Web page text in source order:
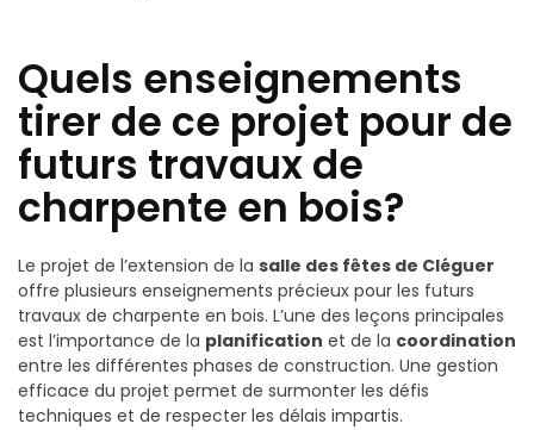
Quels enseignements
tirer de ce projet pour de
futurs travaux de
charpente en bois?
Le projet de l’extension de la salle des fêtes de Cléguer
offre plusieurs enseignements précieux pour les futurs
travaux de charpente en bois. L’une des leçons principales
est l’importance de la planification et de la coordination
entre les différentes phases de construction. Une gestion
efficace du projet permet de surmonter les défis
techniques et de respecter les délais impartis.